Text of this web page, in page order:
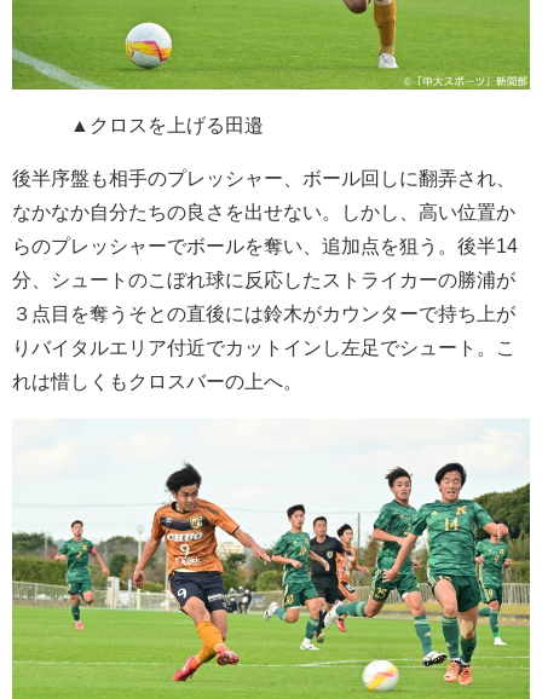
▲クロスを上げる田邉
後半序盤も相手のプレッシャー、ボール回しに翻弄され、
なかなか自分たちの良さを出せない。しかし、高い位置か
らのプレッシャーでボールを奪い、追加点を狙う。後半14
分、シュートのこぼれ球に反応したストライカーの勝浦が
３点目を奪うそとの直後には鈴木がカウンターで持ち上が
りバイタルエリア付近でカットインし左足でシュート。こ
れは惜しくもクロスバーの上へ。